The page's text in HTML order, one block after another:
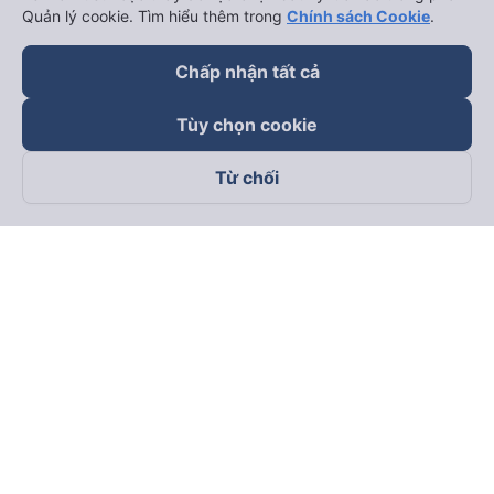
Theo dõi chúng tôi trên
Quản lý cookie. Tìm hiểu thêm trong Chính sách Cookie.
Chấp nhận tất cả
Tùy chọn cookie
Từ chối